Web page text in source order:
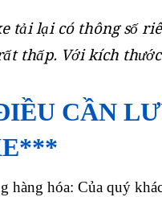
tải lại có thông số
thấp. Với kích
CẦN
hàng hóa: Của quý